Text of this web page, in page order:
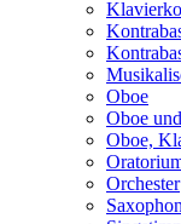
Oboe
Oboe
Oboe,
Orchester
Saxophon